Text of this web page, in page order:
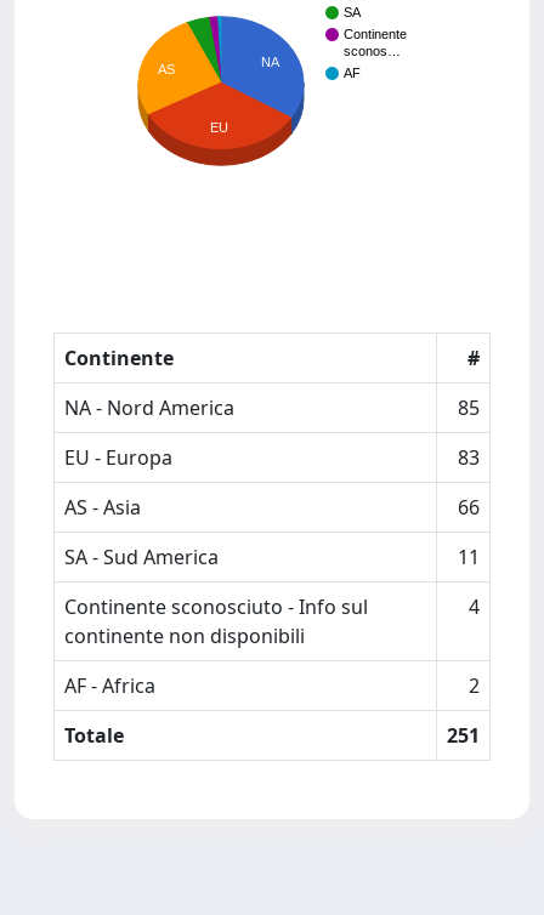
SA
Continente
sconos…
AF
NA
AS
EU
Continente
#
NA - Nord America
85
EU - Europa
83
AS - Asia
66
SA - Sud America
11
Continente sconosciuto - Info sul
continente non disponibili
4
AF - Africa
2
Totale
251